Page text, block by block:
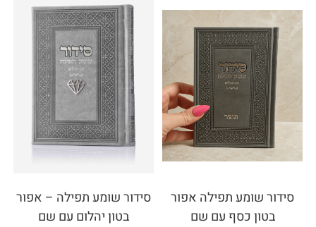
סידור שומע תפילה אפור
בטון כסף עם שם
סידור שומע תפילה – אפור
בטון יהלום עם שם